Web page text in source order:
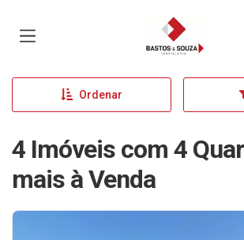
Página inicial
Ordenar
4 Imóveis com 4
mais à Venda